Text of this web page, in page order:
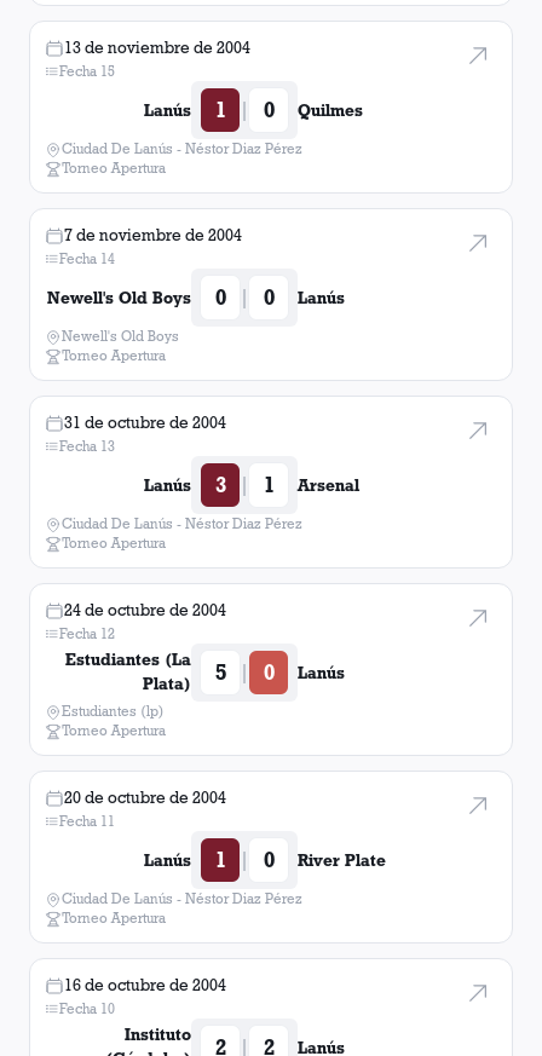
13 de noviembre de 2004
Fecha 15
Lanús 1 | 0 Quilmes
Ciudad De Lanús - Néstor Diaz Pérez
Torneo Apertura
7 de noviembre de 2004
Fecha 14
Newell's Old Boys 0 | 0 Lanús
Newell's Old Boys
Torneo Apertura
31 de octubre de 2004
Fecha 13
Lanús 3 | 1 Arsenal
Ciudad De Lanús - Néstor Diaz Pérez
Torneo Apertura
24 de octubre de 2004
Fecha 12
Estudiantes (La
Plata)
5 | 0 Lanús
Estudiantes (lp)
Torneo Apertura
20 de octubre de 2004
Fecha 11
Lanús 1 | 0 River Plate
Ciudad De Lanús - Néstor Diaz Pérez
Torneo Apertura
16 de octubre de 2004
Fecha 10
Instituto
2 | 2 Lanús